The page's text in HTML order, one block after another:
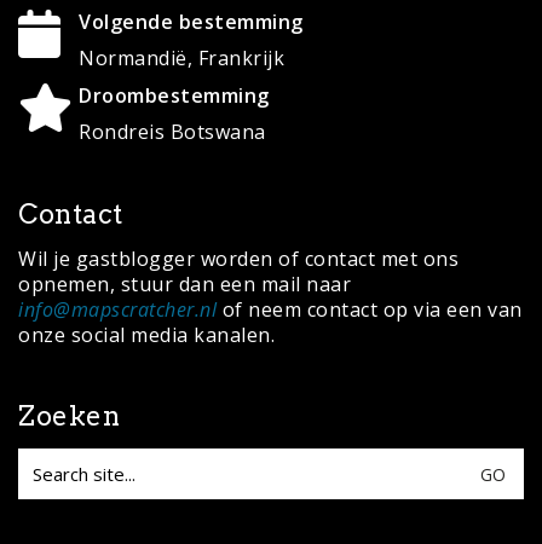
Volgende bestemming
Normandië, Frankrijk
Droombestemming
Rondreis Botswana
Contact
Wil je gastblogger worden of contact met ons
opnemen, stuur dan een mail naar
info@mapscratcher.nlof neem contact op via een van
onze social media kanalen.
Zoeken
Search
for: